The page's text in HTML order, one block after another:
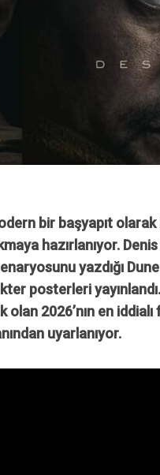
bir başyapıt
hazırlanıyor.
yazdığı
posterleri
2026’nın en
uyarlanıyor.